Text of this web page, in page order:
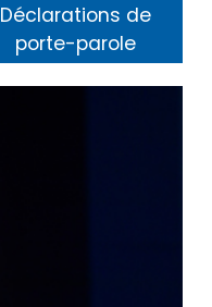
Déclarations de
porte-parole